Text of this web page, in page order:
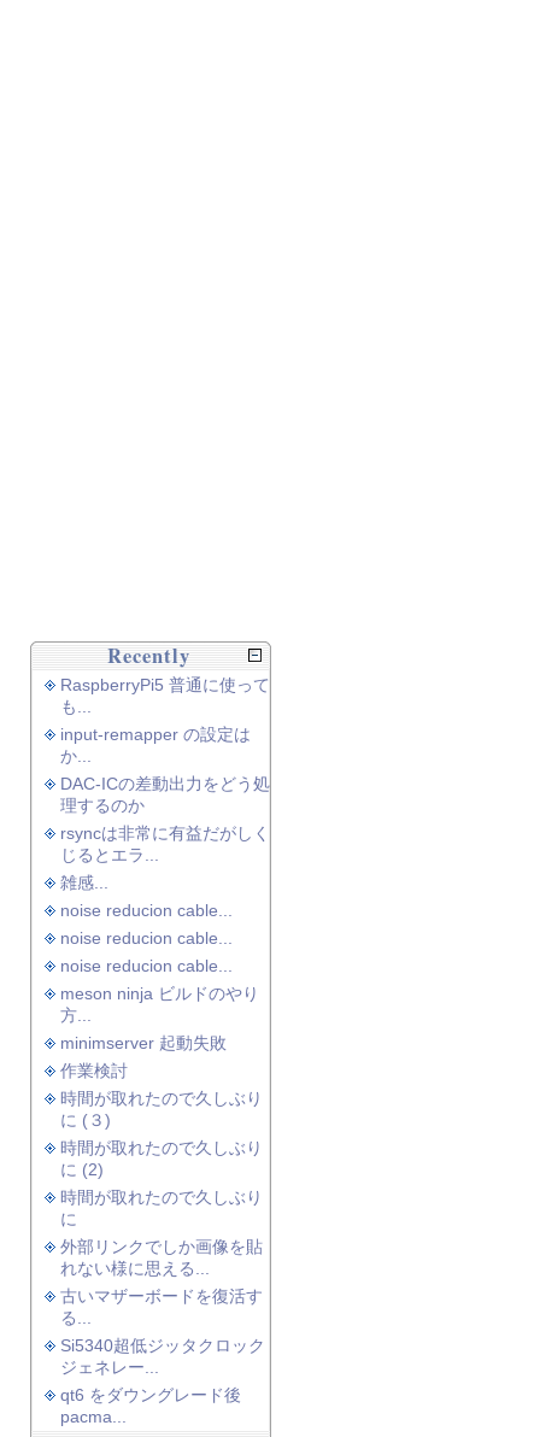
Recently
RaspberryPi5 普通に使って
も...
input-remapper の設定は
か...
DAC-ICの差動出力をどう処
理するのか
rsyncは非常に有益だがしく
じるとエラ...
雑感...
noise reducion cable...
noise reducion cable...
noise reducion cable...
meson ninja ビルドのやり
方...
minimserver 起動失敗
作業検討
時間が取れたので久しぶり
に (３)
時間が取れたので久しぶり
に (2)
時間が取れたので久しぶり
に
外部リンクでしか画像を貼
れない様に思える...
古いマザーボードを復活す
る...
Si5340超低ジッタクロック
ジェネレー...
qt6 をダウングレード後
pacma...